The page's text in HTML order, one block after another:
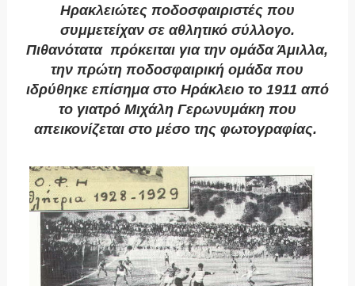
Ηρακλειώτες ποδοσφαιριστές που
συμμετείχαν σε αθλητικό σύλλογο.
Πιθανότατα πρόκειται για την ομάδα Άμιλλα,
την πρώτη ποδοσφαιρική ομάδα που
ιδρύθηκε επίσημα στο Ηράκλειο το 1911 από
το γιατρό Μιχάλη Γερωνυμάκη που
απεικονίζεται στο μέσο της φωτογραφίας.